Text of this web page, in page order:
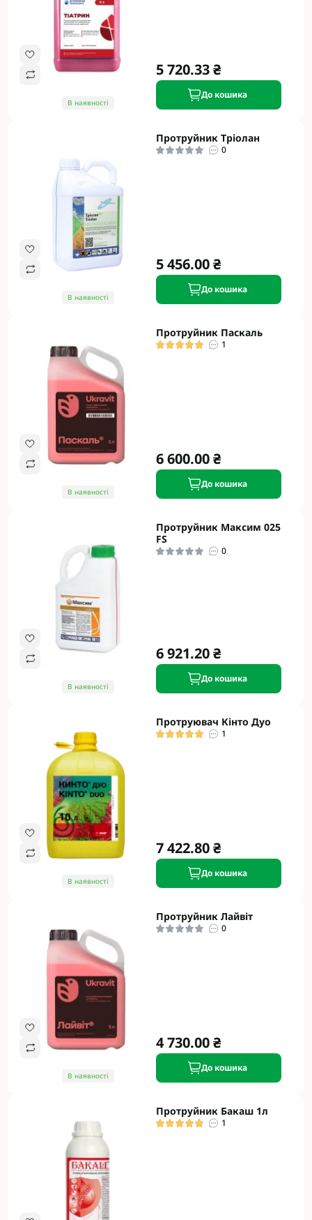
В наявності
5 720.33 ₴
До кошика
В наявності
Протруйник Тріолан
0
5 456.00 ₴
До кошика
В наявності
Протруйник Паскаль
1
6 600.00 ₴
До кошика
В наявності
Протруйник Максим 025
FS
0
6 921.20 ₴
До кошика
В наявності
Протруювач Кінто Дуо
1
7 422.80 ₴
До кошика
В наявності
Протруйник Лайвіт
0
4 730.00 ₴
До кошика
Протруйник Бакаш 1л
1